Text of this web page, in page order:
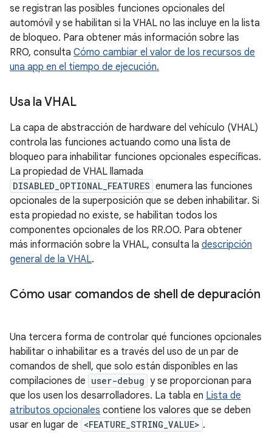
se registran las posibles funciones opcionales del
automóvil y se habilitan si la VHAL no las incluye en la lista
de bloqueo. Para obtener más información sobre las
RRO, consulta Cómo cambiar el valor de los recursos de
una app en el tiempo de ejecución.
Usa la VHAL
La capa de abstracción de hardware del vehículo (VHAL)
controla las funciones actuando como una lista de
bloqueo para inhabilitar funciones opcionales específicas.
La propiedad de VHAL llamada
DISABLED_OPTIONAL_FEATURES enumera las funciones
opcionales de la superposición que se deben inhabilitar. Si
esta propiedad no existe, se habilitan todos los
componentes opcionales de los RR.OO. Para obtener
más información sobre la VHAL, consulta la descripción
general de la VHAL.
Cómo usar comandos de shell de depuración
Una tercera forma de controlar qué funciones opcionales
habilitar o inhabilitar es a través del uso de un par de
comandos de shell, que solo están disponibles en las
compilaciones de user-debug y se proporcionan para
que los usen los desarrolladores. La tabla en Lista de
atributos opcionales contiene los valores que se deben
usar en lugar de <FEATURE_STRING_VALUE> .